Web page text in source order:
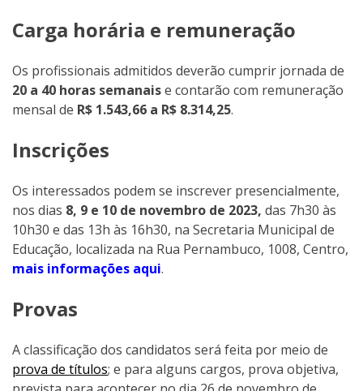
Carga horária e remuneração
Os profissionais admitidos deverão cumprir jornada de
20 a 40 horas semanaise contarão com remuneração
mensal de R$ 1.543,66 a R$ 8.314,25.
Inscrições
Os interessados podem se inscrever presencialmente,
nos dias 8, 9 e 10 de novembro de 2023, das 7h30 às
10h30 e das 13h às 16h30, na Secretaria Municipal de
Educação, localizada na Rua Pernambuco, 1008, Centro,
mais informações aqui.
Provas
A classificação dos candidatos será feita por meio de
prova de títulos; e para alguns cargos, prova objetiva,